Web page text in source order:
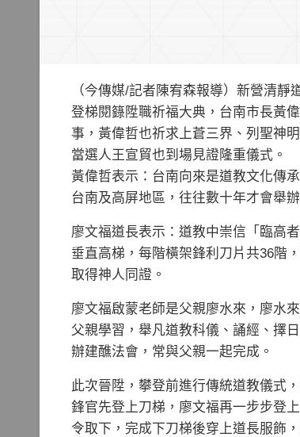
（今傳媒/記者陳宥森報導）新營清
登梯閱籙陞職祈福大典，台南市長黃
事，黃偉哲也祈求上蒼三界、列聖神
當選人王宣貿也到場見證隆重儀式。
黃偉哲表示：台南向來是道教文化傳
台南及高屏地區，往往數十年才會舉
廖文福道長表示：道教中崇信「臨高
垂直高梯，每階橫架鋒利刀片共36階
取得神人同證。
廖文福啟蒙老師是父親廖水來，廖水
父親學習，舉凡道教科儀、誦經、擇
辦建醮法會，常與父親一起完成。
此次晉陞，攀登前進行傳統道教儀式
鋒官先登上刀梯，廖文福再一步步登
令取下，完成下刀梯後穿上道長服飾